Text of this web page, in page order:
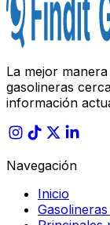
La mejor
gasolineras
información
Navegación
Inicio